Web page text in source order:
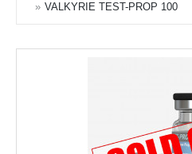
VALKYRIE TEST-PROP 100